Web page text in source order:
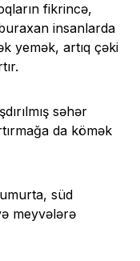
fikrincə,
insanlarda
yemək, artıq çəki
səhər
da kömək
süd
meyvələrə